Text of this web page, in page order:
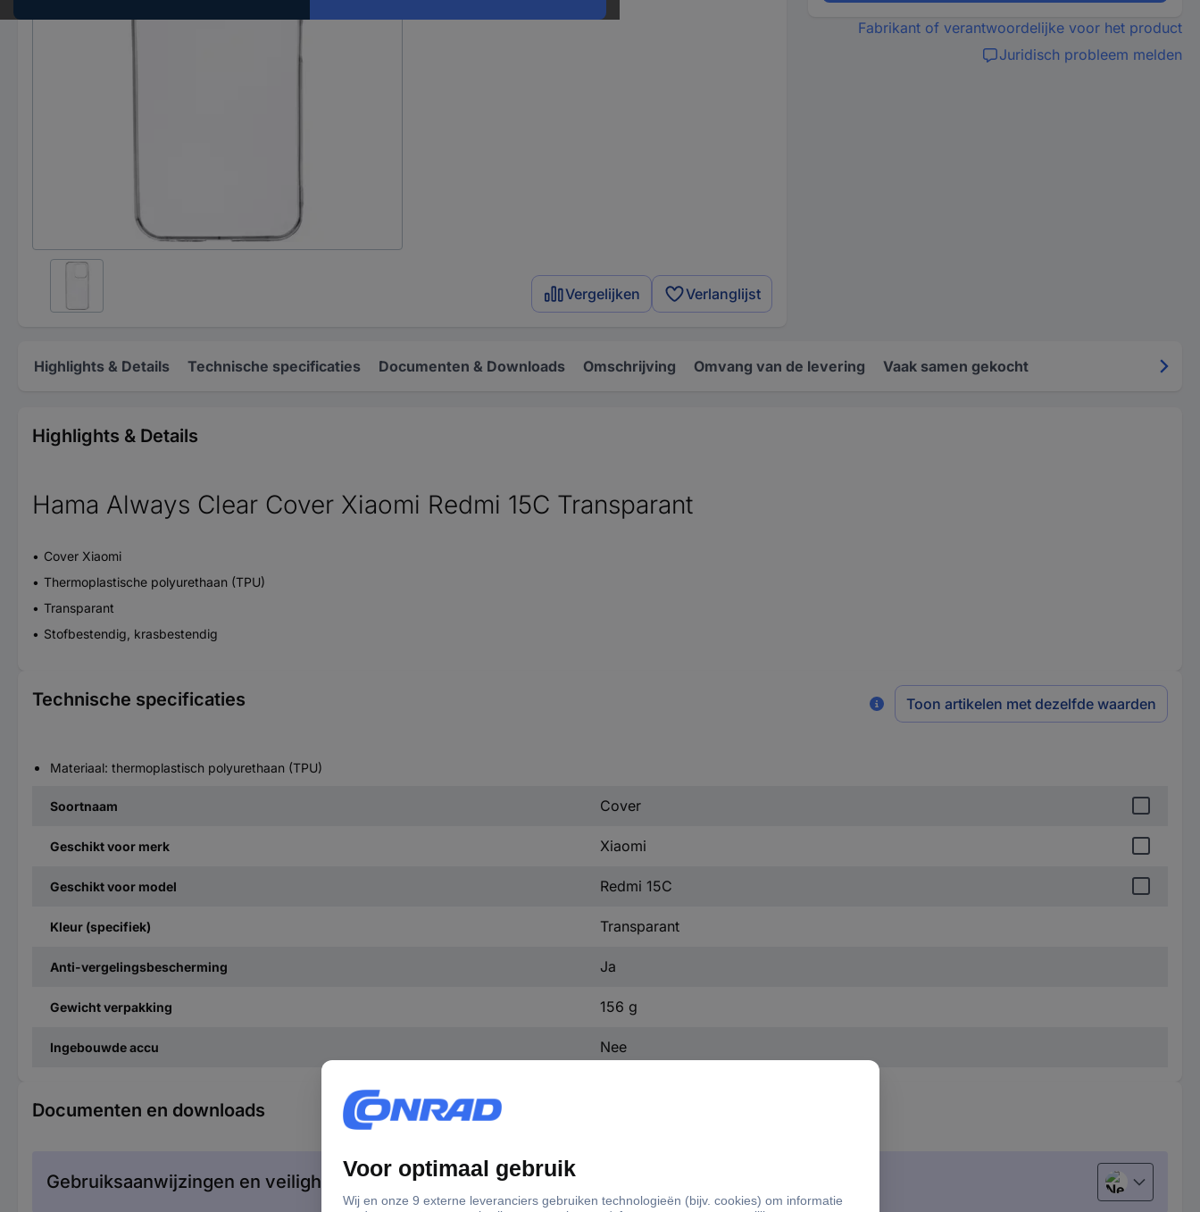
Vergelijken Verlanglijst
Fabrikant of verantwoordelijke voor het product
Juridisch probleem melden
Highlights & Details Technische specificaties Documenten & Downloads Omschrijving Omvang van de levering Vaak samen gekocht
Highlights & Details
Hama Always Clear Cover Xiaomi Redmi 15C Transparant
Cover Xiaomi
Thermoplastische polyurethaan (TPU)
Transparant
Stofbestendig, krasbestendig
Technische specificaties Toon artikelen met dezelfde waarden
Materiaal: thermoplastisch polyurethaan (TPU)
Soortnaam Cover
Geschikt voor merk Xiaomi
Geschikt voor model Redmi 15C
Kleur (specifiek) Transparant
Anti-vergelingsbescherming Ja
Gewicht verpakking 156 g
Ingebouwde accu Nee
Documenten en downloads
Gebruiksaanwijzingen en veiligheidsinformatie Nederlands